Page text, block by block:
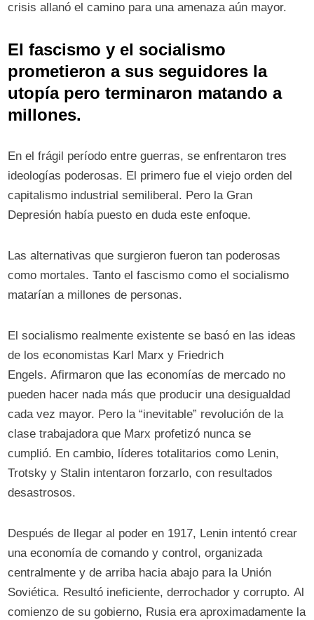
crisis allanó el camino para una amenaza aún mayor.
El fascismo y el socialismo
prometieron a sus seguidores la
utopía pero terminaron matando a
millones.
En el frágil período entre guerras, se enfrentaron tres
ideologías poderosas. El primero fue el viejo orden del
capitalismo industrial semiliberal. Pero la Gran
Depresión había puesto en duda este enfoque.
Las alternativas que surgieron fueron tan poderosas
como mortales. Tanto el fascismo como el socialismo
matarían a millones de personas.
El socialismo realmente existente se basó en las ideas
de los economistas Karl Marx y Friedrich
Engels. Afirmaron que las economías de mercado no
pueden hacer nada más que producir una desigualdad
cada vez mayor. Pero la “inevitable” revolución de la
clase trabajadora que Marx profetizó nunca se
cumplió. En cambio, líderes totalitarios como Lenin,
Trotsky y Stalin intentaron forzarlo, con resultados
desastrosos.
Después de llegar al poder en 1917, Lenin intentó crear
una economía de comando y control, organizada
centralmente y de arriba hacia abajo para la Unión
Soviética. Resultó ineficiente, derrochador y corrupto. Al
comienzo de su gobierno, Rusia era aproximadamente la